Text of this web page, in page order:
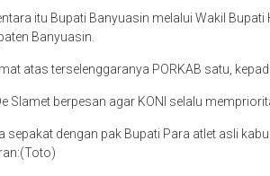
itu Bupati Banyuasin melalui Wakil
Banyuasin.
atas terselenggaranya PORKAB satu,
Slamet berpesan agar KONI selalu
sepakat dengan pak Bupati Para atlet asli